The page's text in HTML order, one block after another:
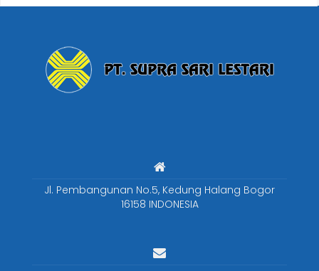
Jl. Pembangunan No.5, Kedung Halang Bogor
16158 INDONESIA